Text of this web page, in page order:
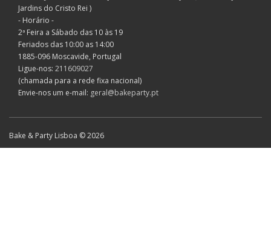
Jardins do Cristo Rei )
- Horário -
2ª Feira a Sábado das 10 às 19
Feriados das 10:00 as 14:00
1885-096 Moscavide, Portugal
Ligue-nos: 211609027
(chamada para a rede fixa nacional)
Envie-nos um e-mail: geral@bakeparty.pt
Bake & Party Lisboa © 2026